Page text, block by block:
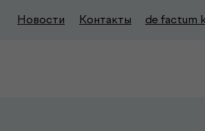
Новости Контакты de factum